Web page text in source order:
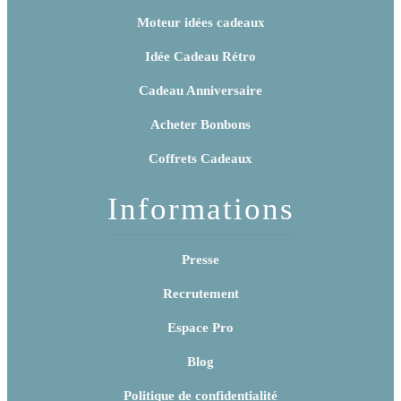
Moteur idées cadeaux
Idée Cadeau Rétro
Cadeau Anniversaire
Acheter Bonbons
Coffrets Cadeaux
Informations
Presse
Recrutement
Espace Pro
Blog
Politique de confidentialité